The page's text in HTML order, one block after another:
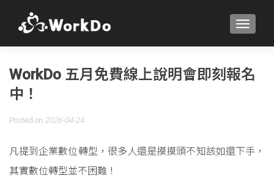
WorkDo 五月免費線上說明會即刻報名
中！
Posted on 2026-04-24
凡提到企業數位轉型，很多人還是摸摸頭不知該如還下手，
其實數位轉型並不困難！